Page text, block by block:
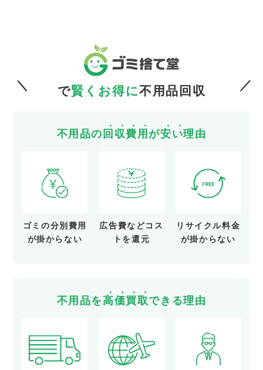
で賢くお得に不用品回収
不用品の 回 収費用 が安い理由
ゴミの分別費用
が掛からない
広告費などコス
トを還元
リサイクル料金
が掛からない
不用品を高価買取できる理由